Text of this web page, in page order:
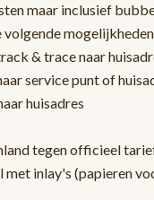
maar inclusief
& trace naar
service punt of
huisadres
tegen officieel
met inlay's (papieren